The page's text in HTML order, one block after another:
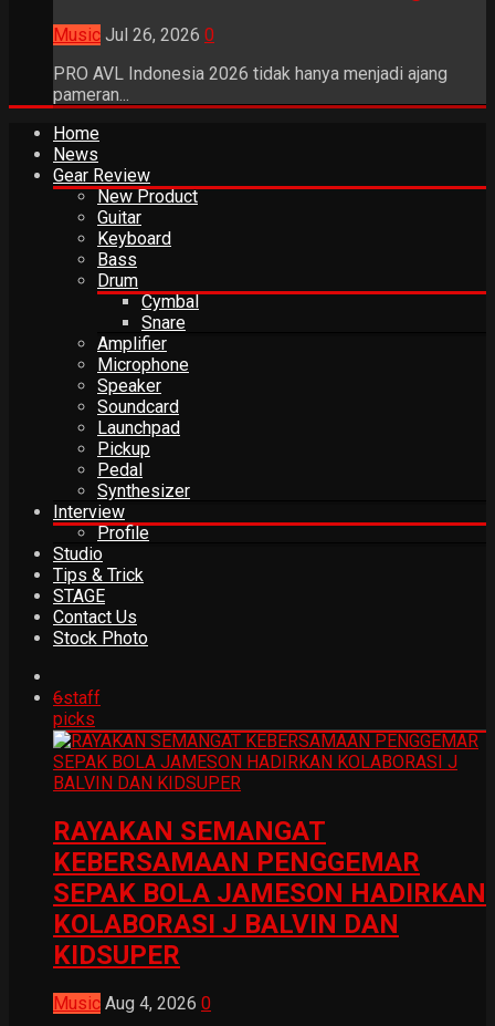
Music Jul 26, 2026 0
PRO AVL Indonesia 2026 tidak hanya menjadi ajang
pameran...
Home
News
Gear Review
New Product
Guitar
Keyboard
Bass
Drum
Cymbal
Snare
Amplifier
Microphone
Speaker
Soundcard
Launchpad
Pickup
Pedal
Synthesizer
Interview
Profile
Studio
Tips & Trick
STAGE
Contact Us
Stock Photo
6staff
picks
RAYAKAN SEMANGAT
KEBERSAMAAN PENGGEMAR
SEPAK BOLA JAMESON HADIRKAN
KOLABORASI J BALVIN DAN
KIDSUPER
Music Aug 4, 2026 0